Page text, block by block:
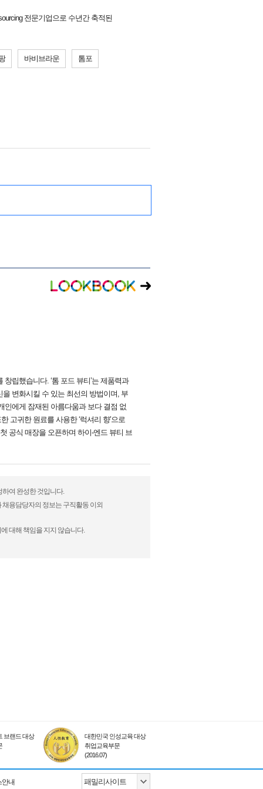
전문기업으로 수년간 축적된
바비브라운 톰포
립했습니다. ‘톰 포드 뷰티’는 제품력과
변화시킬 수 있는 최선의 방법이며, 부
인에게 잠재된 아름다움과 보다 결점 없
고귀한 원료를 사용한 ‘럭셔리 향’으로
공식 매장을 오픈하며 하이-엔드 뷰티 브
하여 완성한 것입니다.
용담당자의 정보는 구직활동 이외
대해 책임을 지지 않습니다.
브랜드 대상
대한민국 인성교육 대상
취업교육부문
(2016.07)
내